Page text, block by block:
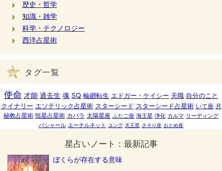
歴史・哲学
知識・雑学
科学・テクノロジー
西洋占星術
タグ一覧
使命 才能 過去生 魂 SQ 輪廻転生 エドガー・ケイシー 天職 自分のこと
クイナリー エソテリック占星術 スターシード スターシード占星術 いて座 月
秘教占星術 恒星占星術 カバラ 太陽星座 ふたご座 海王星 浄化 カルマ リーディング
バシャール エーテルネット ユング 天王星 さそり座 おとめ座
星占いノート：最新記事
ぼくらが存在する意味